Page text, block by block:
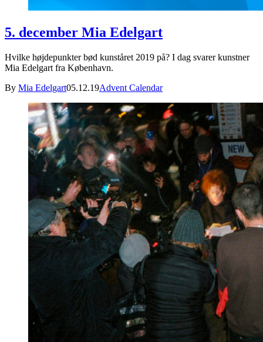
5. december Mia Edelgart
Hvilke højdepunkter bød kunståret 2019 på? I dag svarer kunstner
Mia Edelgart fra København.
By Mia Edelgart05.12.19Advent Calendar